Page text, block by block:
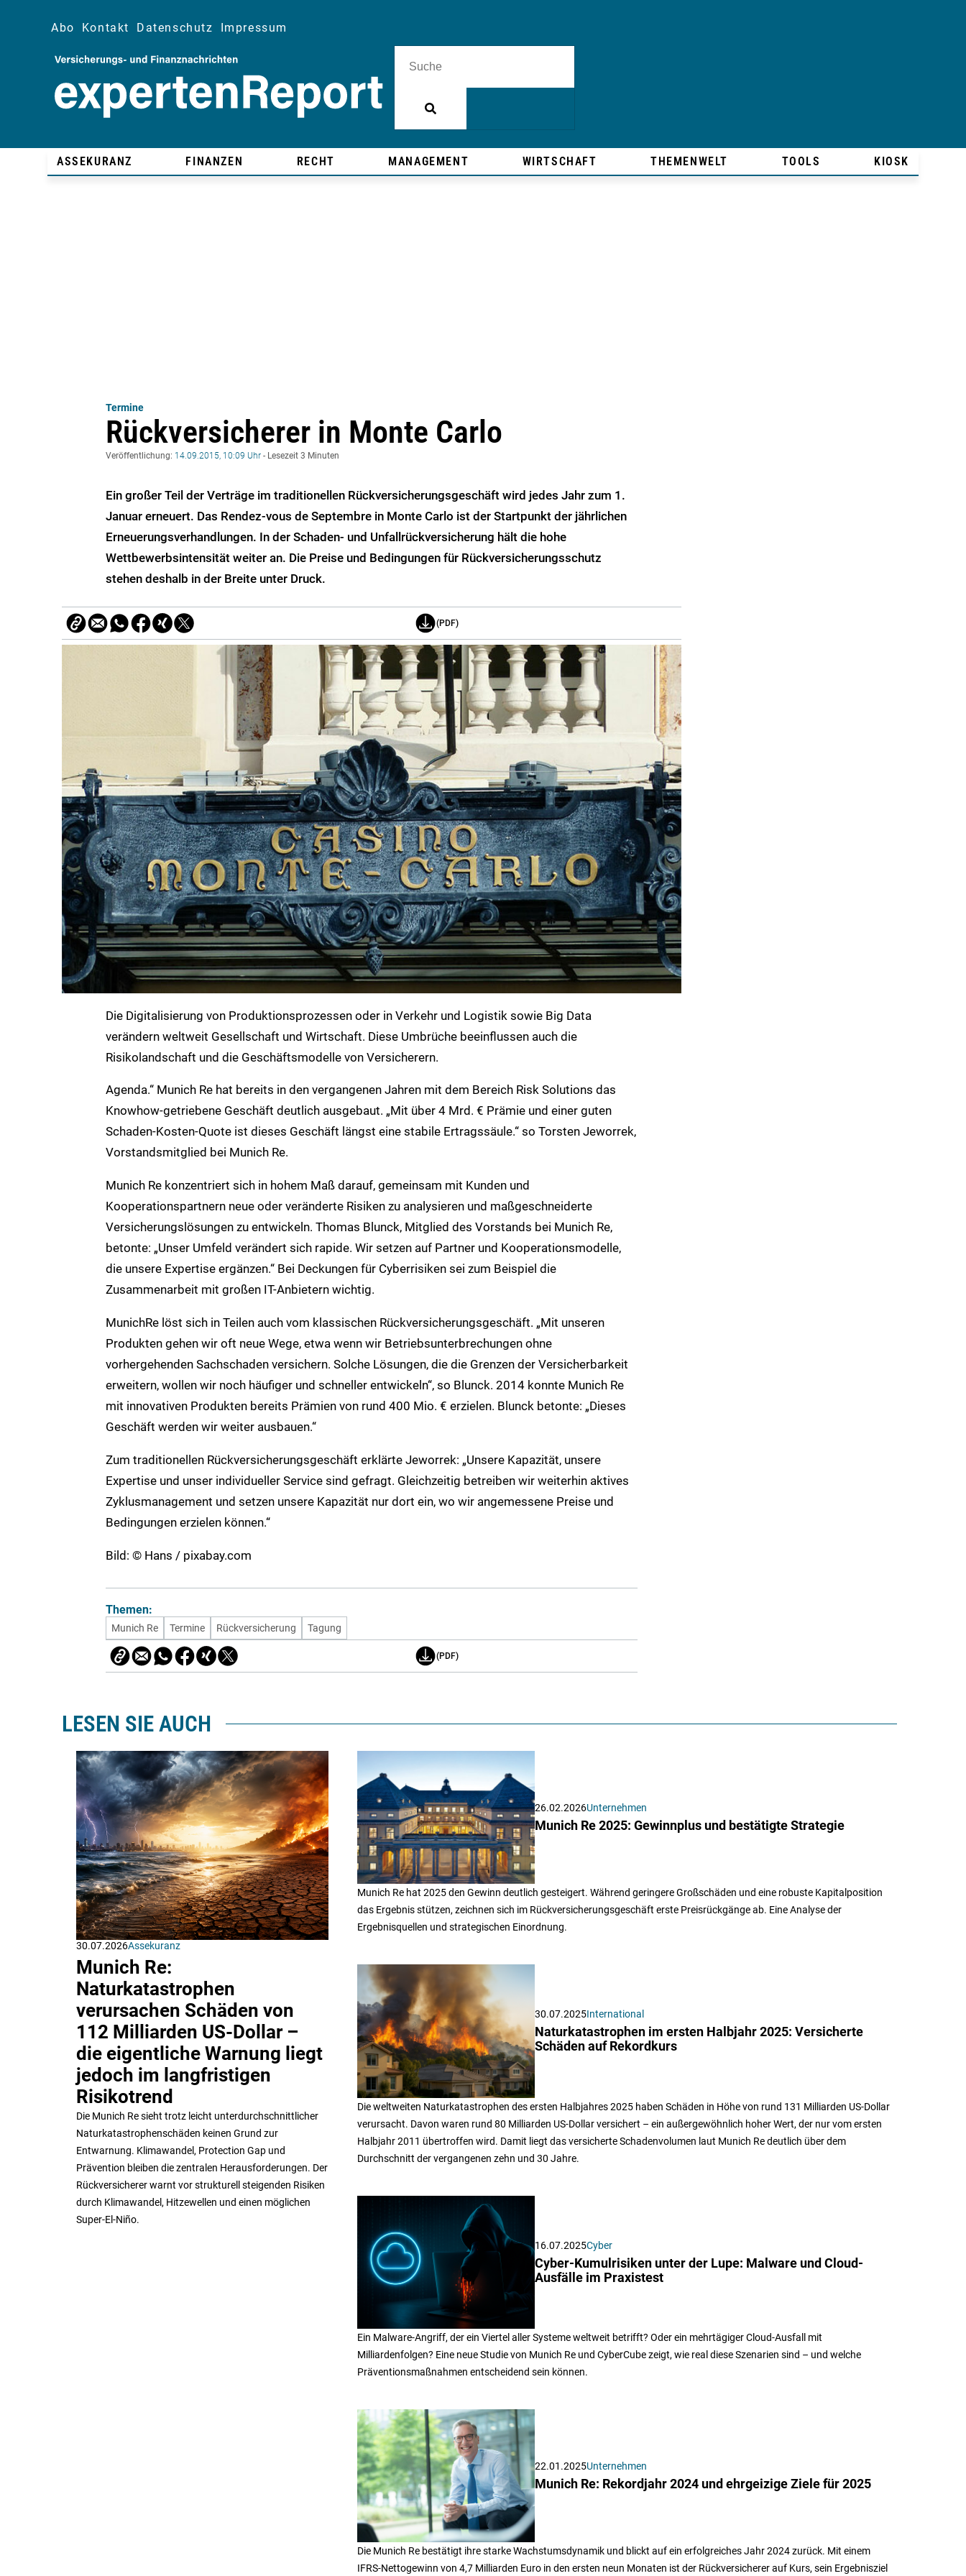
Abo Kontakt Datenschutz Impressum
ASSEKURANZ FINANZEN RECHT MANAGEMENT WIRTSCHAFT THEMENWELT TOOLS KIOSK
Termine
Rückversicherer in Monte Carlo
Veröffentlichung: 14.09.2015, 10:09 Uhr - Lesezeit 3 Minuten
Ein großer Teil der Verträge im traditionellen Rückversicherungsgeschäft wird jedes Jahr zum 1.
Januar erneuert. Das Rendez-vous de Septembre in Monte Carlo ist der Startpunkt der jährlichen
Erneuerungsverhandlungen. In der Schaden- und Unfallrückversicherung hält die hohe
Wettbewerbsintensität weiter an. Die Preise und Bedingungen für Rückversicherungsschutz
stehen deshalb in der Breite unter Druck.
(PDF)
Die Digitalisierung von Produktionsprozessen oder in Verkehr und Logistik sowie Big Data
verändern weltweit Gesellschaft und Wirtschaft. Diese Umbrüche beeinflussen auch die
Risikolandschaft und die Geschäftsmodelle von Versicherern.
Agenda.“ Munich Re hat bereits in den vergangenen Jahren mit dem Bereich Risk Solutions das
Knowhow-getriebene Geschäft deutlich ausgebaut. „Mit über 4 Mrd. € Prämie und einer guten
Schaden-Kosten-Quote ist dieses Geschäft längst eine stabile Ertragssäule.“ so Torsten Jeworrek,
Vorstandsmitglied bei Munich Re.
Munich Re konzentriert sich in hohem Maß darauf, gemeinsam mit Kunden und
Kooperationspartnern neue oder veränderte Risiken zu analysieren und maßgeschneiderte
Versicherungslösungen zu entwickeln. Thomas Blunck, Mitglied des Vorstands bei Munich Re,
betonte: „Unser Umfeld verändert sich rapide. Wir setzen auf Partner und Kooperationsmodelle,
die unsere Expertise ergänzen.“ Bei Deckungen für Cyberrisiken sei zum Beispiel die
Zusammenarbeit mit großen IT-Anbietern wichtig.
MunichRe löst sich in Teilen auch vom klassischen Rückversicherungsgeschäft. „Mit unseren
Produkten gehen wir oft neue Wege, etwa wenn wir Betriebsunterbrechungen ohne
vorhergehenden Sachschaden versichern. Solche Lösungen, die die Grenzen der Versicherbarkeit
erweitern, wollen wir noch häufiger und schneller entwickeln“, so Blunck. 2014 konnte Munich Re
mit innovativen Produkten bereits Prämien von rund 400 Mio. € erzielen. Blunck betonte: „Dieses
Geschäft werden wir weiter ausbauen.“
Zum traditionellen Rückversicherungsgeschäft erklärte Jeworrek: „Unsere Kapazität, unsere
Expertise und unser individueller Service sind gefragt. Gleichzeitig betreiben wir weiterhin aktives
Zyklusmanagement und setzen unsere Kapazität nur dort ein, wo wir angemessene Preise und
Bedingungen erzielen können.“
Bild: © Hans / pixabay.com
Themen:
Munich Re Termine Rückversicherung Tagung
(PDF)
LESEN SIE AUCH
30.07.2026Assekuranz
Munich Re:
Naturkatastrophen
verursachen Schäden von
112 Milliarden US-Dollar –
die eigentliche Warnung liegt
jedoch im langfristigen
Risikotrend
Die Munich Re sieht trotz leicht unterdurchschnittlicher
Naturkatastrophenschäden keinen Grund zur
Entwarnung. Klimawandel, Protection Gap und
Prävention bleiben die zentralen Herausforderungen. Der
Rückversicherer warnt vor strukturell steigenden Risiken
durch Klimawandel, Hitzewellen und einen möglichen
Super-El-Niño.
26.02.2026Unternehmen
Munich Re 2025: Gewinnplus und bestätigte Strategie
Munich Re hat 2025 den Gewinn deutlich gesteigert. Während geringere Großschäden und eine robuste Kapitalposition
das Ergebnis stützen, zeichnen sich im Rückversicherungsgeschäft erste Preisrückgänge ab. Eine Analyse der
Ergebnisquellen und strategischen Einordnung.
30.07.2025International
Naturkatastrophen im ersten Halbjahr 2025: Versicherte
Schäden auf Rekordkurs
Die weltweiten Naturkatastrophen des ersten Halbjahres 2025 haben Schäden in Höhe von rund 131 Milliarden US-Dollar
verursacht. Davon waren rund 80 Milliarden US-Dollar versichert – ein außergewöhnlich hoher Wert, der nur vom ersten
Halbjahr 2011 übertroffen wird. Damit liegt das versicherte Schadenvolumen laut Munich Re deutlich über dem
Durchschnitt der vergangenen zehn und 30 Jahre.
16.07.2025Cyber
Cyber-Kumulrisiken unter der Lupe: Malware und Cloud-
Ausfälle im Praxistest
Ein Malware-Angriff, der ein Viertel aller Systeme weltweit betrifft? Oder ein mehrtägiger Cloud-Ausfall mit
Milliardenfolgen? Eine neue Studie von Munich Re und CyberCube zeigt, wie real diese Szenarien sind – und welche
Präventionsmaßnahmen entscheidend sein können.
22.01.2025Unternehmen
Munich Re: Rekordjahr 2024 und ehrgeizige Ziele für 2025
Die Munich Re bestätigt ihre starke Wachstumsdynamik und blickt auf ein erfolgreiches Jahr 2024 zurück. Mit einem
IFRS-Nettogewinn von 4,7 Milliarden Euro in den ersten neun Monaten ist der Rückversicherer auf Kurs, sein Ergebnisziel